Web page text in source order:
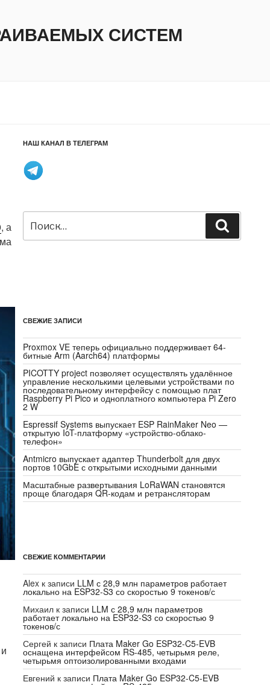
СИСТЕМ
, а
НАШ КАНАЛ В ТЕЛЕГРАМ
Искать:
СВЕЖИЕ ЗАПИСИ
Proxmox VE теперь официально поддерживает 64-
битные Arm (Aarch64) платформы
PICOTTY project позволяет осуществлять удалённое
управление несколькими целевыми устройствами по
последовательному интерфейсу с помощью плат
Raspberry Pi Pico и одноплатного компьютера Pi Zero
2 W
Espressif Systems выпускает ESP RainMaker Neo —
открытую IoT-платформу «устройство-облако-
телефон»
Antmicro выпускает адаптер Thunderbolt для двух
портов 10GbE с открытыми исходными данными
Масштабные развертывания LoRaWAN становятся
проще благодаря QR-кодам и ретрансляторам
СВЕЖИЕ КОММЕНТАРИИ
Alex к записи LLM с 28,9 млн параметров работает
локально на ESP32-S3 со скоростью 9 токенов/с
Михаил к записи LLM с 28,9 млн параметров
работает локально на ESP32-S3 со скоростью 9
токенов/с
Сергей к записи Плата Maker Go ESP32-C5-EVB
оснащена интерфейсом RS-485, четырьмя реле,
четырьмя оптоизолированными входами
Евгений к записи Плата Maker Go ESP32-C5-EVB